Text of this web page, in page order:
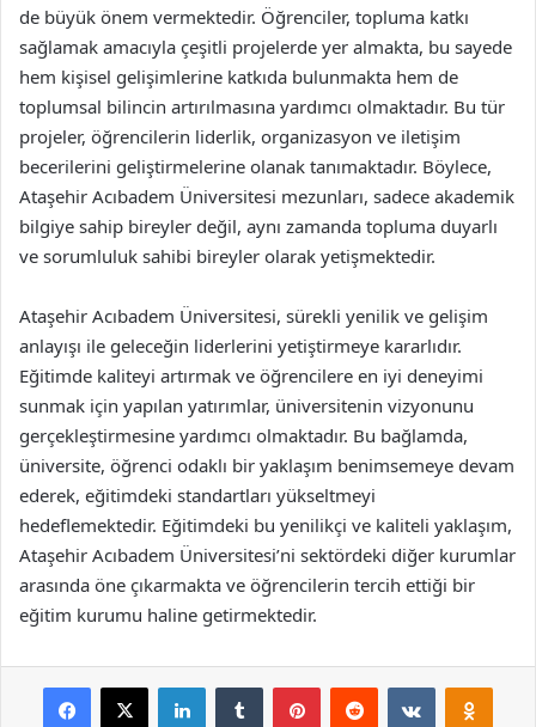
de büyük önem vermektedir. Öğrenciler, topluma katkı
sağlamak amacıyla çeşitli projelerde yer almakta, bu sayede
hem kişisel gelişimlerine katkıda bulunmakta hem de
toplumsal bilincin artırılmasına yardımcı olmaktadır. Bu tür
projeler, öğrencilerin liderlik, organizasyon ve iletişim
becerilerini geliştirmelerine olanak tanımaktadır. Böylece,
Ataşehir Acıbadem Üniversitesi mezunları, sadece akademik
bilgiye sahip bireyler değil, aynı zamanda topluma duyarlı
ve sorumluluk sahibi bireyler olarak yetişmektedir.
Ataşehir Acıbadem Üniversitesi, sürekli yenilik ve gelişim
anlayışı ile geleceğin liderlerini yetiştirmeye kararlıdır.
Eğitimde kaliteyi artırmak ve öğrencilere en iyi deneyimi
sunmak için yapılan yatırımlar, üniversitenin vizyonunu
gerçekleştirmesine yardımcı olmaktadır. Bu bağlamda,
üniversite, öğrenci odaklı bir yaklaşım benimsemeye devam
ederek, eğitimdeki standartları yükseltmeyi
hedeflemektedir. Eğitimdeki bu yenilikçi ve kaliteli yaklaşım,
Ataşehir Acıbadem Üniversitesi’ni sektördeki diğer kurumlar
arasında öne çıkarmakta ve öğrencilerin tercih ettiği bir
eğitim kurumu haline getirmektedir.
Facebook
X LinkedInTumblr PinterestReddit VKontakte